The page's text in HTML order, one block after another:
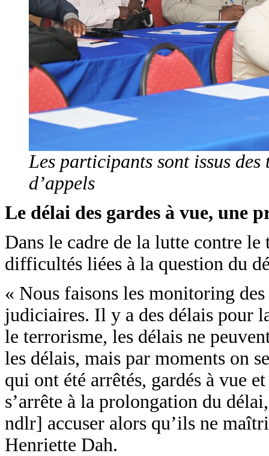
Les participants sont issus
d’appels
Le délai des gardes à vue, une
Dans le cadre de la lutte contre
difficultés liées à la question du
« Nous faisons les monitoring
judiciaires. Il y a des délais pour
le terrorisme, les délais ne
les délais, mais par moments on
qui ont été arrêtés, gardés à vue
s’arrête à la prolongation du
ndlr] accuser alors qu’ils ne
Henriette Dah.